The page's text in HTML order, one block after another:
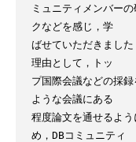
ミュニティメンバー
クなどを感じ，学
ばせていただきまし
理由として，トッ
プ国際会議などの採
ような会議にある
程度論文を通せるよ
め，DBコミュニティ